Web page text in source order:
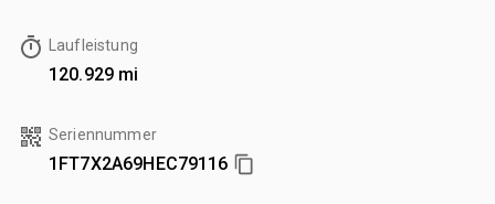
Laufleistung
120.929 mi
Seriennummer
1FT7X2A69HEC79116